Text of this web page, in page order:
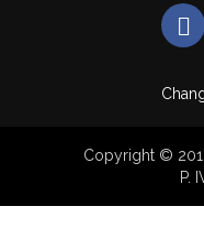
Copyright ©
P.